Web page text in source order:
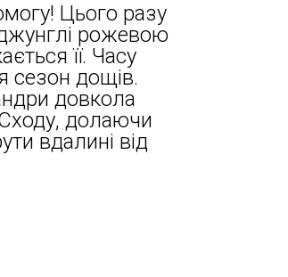
Цього разу
рожевою
її. Часу
сезон дощів.
довкола
Сходу, долаючи
вдалині від